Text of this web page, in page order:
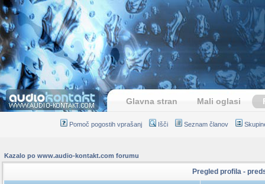
Glavna stran Mali oglasi
Pomoč pogostih vprašanj Išči Seznam članov
Kazalo po www.audio-kontakt.com forumu
Pregled profila -